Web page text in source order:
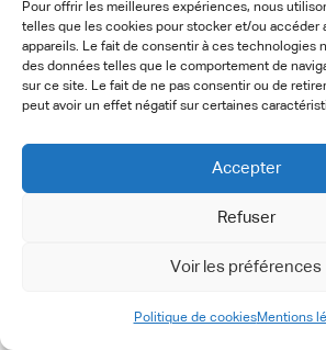
Pour offrir les meilleures expériences, nous
telles que les cookies pour stocker et/ou accéder
appareils. Le fait de consentir à ces technologies
des données telles que le comportement de
sur ce site. Le fait de ne pas consentir ou de
peut avoir un effet négatif sur certaines
Accepter
Refuser
Voir les préférences
Politique de cookiesMentions
Le sitehttps://astronomie-
contient un certain nombre de
hypertextes vers d’autres
place avec l’autorisation de
https://astronomie-optique.fr/
possibilité de vérifier le
ainsi visités, et n’assumera en
Sauf si vous décidez de